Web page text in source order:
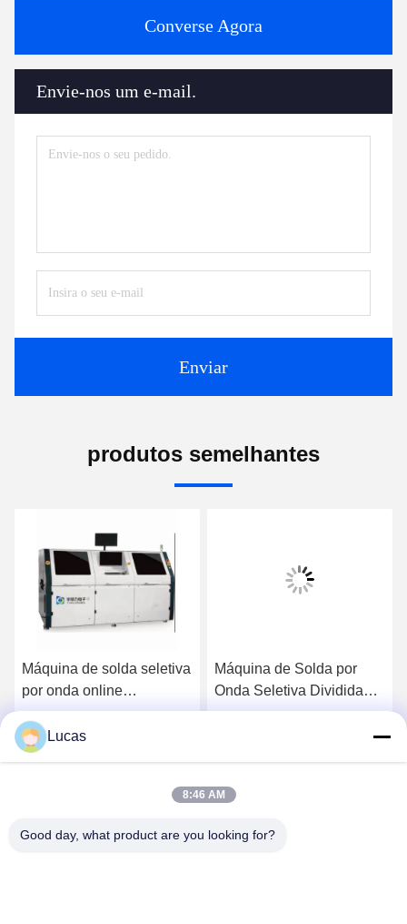
Converse Agora
Envie-nos um e-mail.
Enviar
produtos semelhantes
Máquina de solda seletiva
por onda online
totalmente automática de
alta eficiência e alta
precisão
Máquina de Solda por
Onda Seletiva Dividida
YS-320S para PCB SMT
Lucas
8:46 AM
Good day, what product are you looking for?